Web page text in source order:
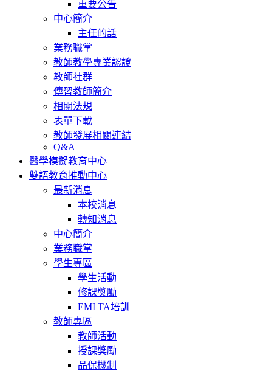
重要公告
中心簡介
主任的話
業務職掌
教師教學專業認證
教師社群
傳習教師簡介
相關法規
表單下載
教師發展相關連結
Q&A
醫學模擬教育中心
雙語教育推動中心
最新消息
本校消息
轉知消息
中心簡介
業務職掌
學生專區
學生活動
修課獎勵
EMI TA培訓
教師專區
教師活動
授課獎勵
品保機制